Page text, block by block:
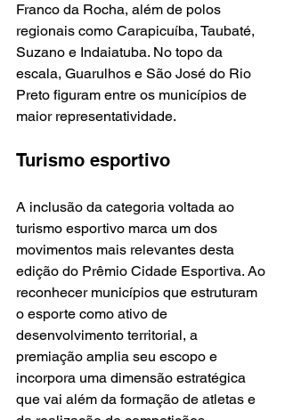
Franco da Rocha, além de polos
regionais como Carapicuíba, Taubaté,
Suzano e Indaiatuba. No topo da
escala, Guarulhos e São José do Rio
Preto figuram entre os municípios de
maior representatividade.
Turismo esportivo
A inclusão da categoria voltada ao
turismo esportivo marca um dos
movimentos mais relevantes desta
edição do Prêmio Cidade Esportiva. Ao
reconhecer municípios que estruturam
o esporte como ativo de
desenvolvimento territorial, a
premiação amplia seu escopo e
incorpora uma dimensão estratégica
que vai além da formação de atletas e